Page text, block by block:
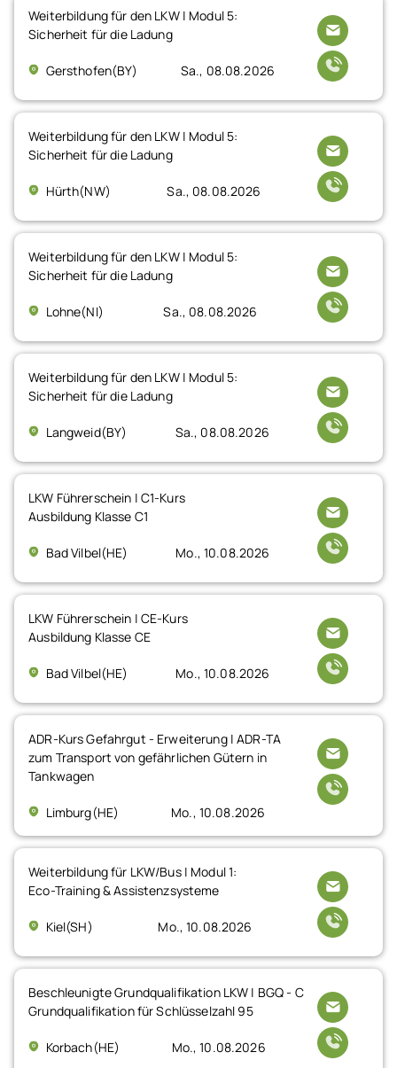
Weiterbildung für den LKW | Modul 5:
Sicherheit für die Ladung
Gersthofen(BY) Sa., 08.08.2026
Weiterbildung für den LKW | Modul 5:
Sicherheit für die Ladung
Hürth(NW) Sa., 08.08.2026
Weiterbildung für den LKW | Modul 5:
Sicherheit für die Ladung
Lohne(NI) Sa., 08.08.2026
Weiterbildung für den LKW | Modul 5:
Sicherheit für die Ladung
Langweid(BY) Sa., 08.08.2026
LKW Führerschein | C1-Kurs
Ausbildung Klasse C1
Bad Vilbel(HE) Mo., 10.08.2026
LKW Führerschein | CE-Kurs
Ausbildung Klasse CE
Bad Vilbel(HE) Mo., 10.08.2026
ADR-Kurs Gefahrgut - Erweiterung | ADR-TA
zum Transport von gefährlichen Gütern in
Tankwagen
Limburg(HE) Mo., 10.08.2026
Weiterbildung für LKW/Bus | Modul 1:
Eco-Training & Assistenzsysteme
Kiel(SH) Mo., 10.08.2026
Beschleunigte Grundqualifikation LKW | BGQ - C
Grundqualifikation für Schlüsselzahl 95
Korbach(HE) Mo., 10.08.2026